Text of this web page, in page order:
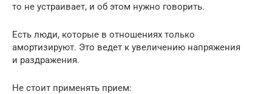
то не устраивает, и об этом нужно говорить.
Есть люди, которые в отношениях только
амортизируют. Это ведет к увеличению напряжения
и раздражения.
Не стоит применять прием: